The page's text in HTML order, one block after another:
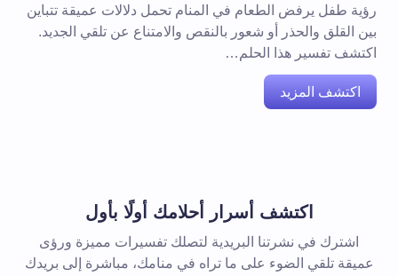
رؤية طفل يرفض الطعام في المنام تحمل دلالات عميقة تتباين
بين القلق والحذر أو شعور بالنقص والامتناع عن تلقي الجديد.
اكتشف تفسير هذا الحلم…
اكتشف المزيد
اكتشف أسرار أحلامك أولًا بأول
اشترك في نشرتنا البريدية لتصلك تفسيرات مميزة ورؤى
عميقة تلقي الضوء على ما تراه في منامك، مباشرة إلى بريدك